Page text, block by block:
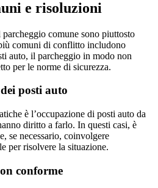
e risoluzioni
comune sono piuttosto
comuni di conflitto includono
auto, il parcheggio in modo non
per le norme di sicurezza.
posti auto
è l’occupazione di posti auto da
diritto a farlo. In questi casi, è
se necessario, coinvolgere
per risolvere la situazione.
conforme